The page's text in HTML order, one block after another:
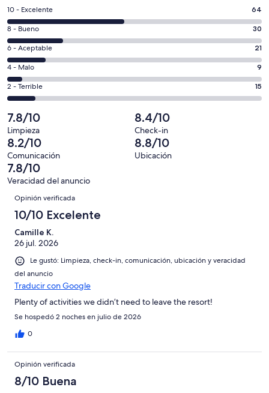
en
una
nueva
ventana
Puntuación
de
10,
es
decir,
Excelente.
Basada
en
64
de
139
opiniones
10 - Excelente 64
Puntuación
de
8,
es
decir,
Bueno.
en
30
de
139
opiniones
8 - Bueno 30
Puntuación
de
6,
es
decir,
Aceptable.
Basada
en
21
de
139
opiniones
6 - Aceptable 21
Puntuación
de
4,
decir,
Malo.
Basada
en
9
de
139
opiniones
4 - Malo 9
Puntuación
de
2,
es
decir,
Terrible.
Basada
en
de
139
opiniones
2 - Terrible 15
7.8/10
Limpieza
8.4/10
Check-in
8.2/10
Comunicación
8.8/10
Ubicación
7.8/10
Veracidad del anuncio
Opiniones
Opinión verificada
10/10 Excelente
Camille K.
26 jul. 2026
Le gustó: Limpieza, check-in, comunicación, ubicación y veracidad
del anuncio
Traducir con Google
Plenty of activities we didn’t need to leave the resort!
Se hospedó 2 noches en julio de 2026
0
Opinión verificada
8/10 Buena